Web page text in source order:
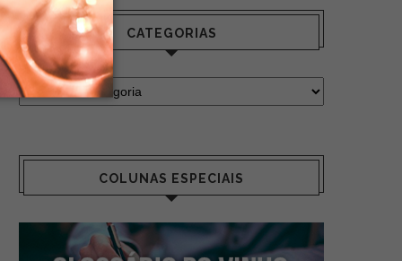
CATEGORIAS
COLUNAS ESPECIAIS